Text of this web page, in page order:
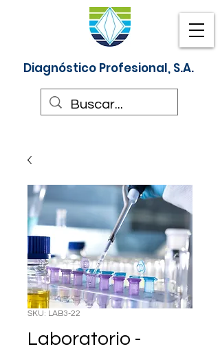
Diagnóstico Profesional, S.A.
SKU: LAB3-22
Laboratorio -